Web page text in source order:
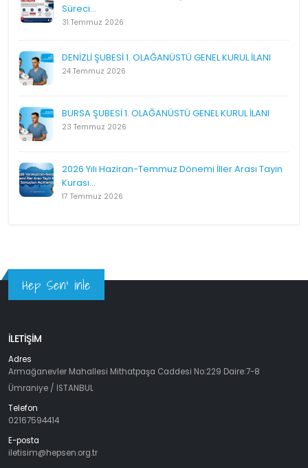
Süreci...
31 Temmuz 2026
DENİZLİ ŞUBESİ 1. OLAĞANÜSTÜ GENEL KURUL İLANI
24 Temmuz 2026
BURSA ŞUBESİ 1. OLAĞANÜSTÜ GENEL KURUL İLANI
23 Temmuz 2026
2026 Yılı Haziran-Temmuz Dönemi İller Arası Tayin
Kurası...
17 Temmuz 2026
Hep Sen' inle
İLETİŞİM
Adres
Armağanevler Mahallesi Mithatpaşa Caddesi No:229 Daire:7-8
Ümraniye / İSTANBUL
Telefon
02167594414
E-posta
iletisim@hepsen.org.tr